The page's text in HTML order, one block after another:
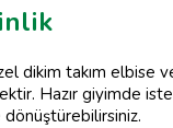
dikim takım elbise
Hazır giyimde
dönüştürebilirsiniz.